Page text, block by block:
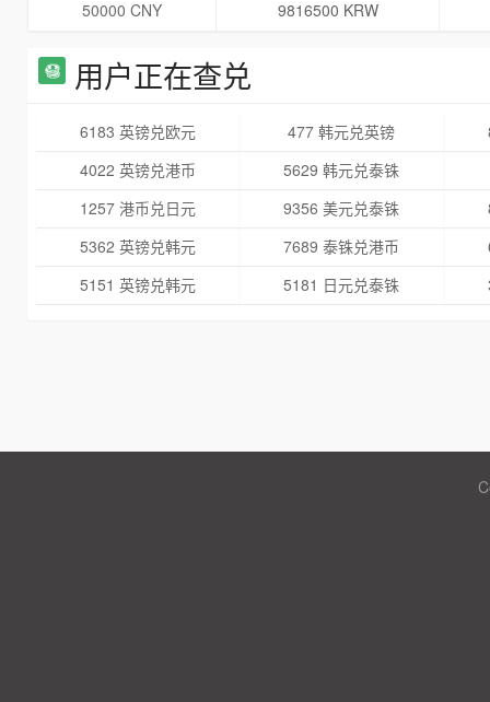
50000 CNY
9816500 KRW
用户正在查兑
6183 英镑兑欧元 477 韩元兑英镑
4022 英镑兑港币
5629 韩元兑泰铢
1257 港币兑日元
9356 美元兑泰铢
5362 英镑兑韩元
7689 泰铢兑港币
5151 英镑兑韩元
5181 日元兑泰铢